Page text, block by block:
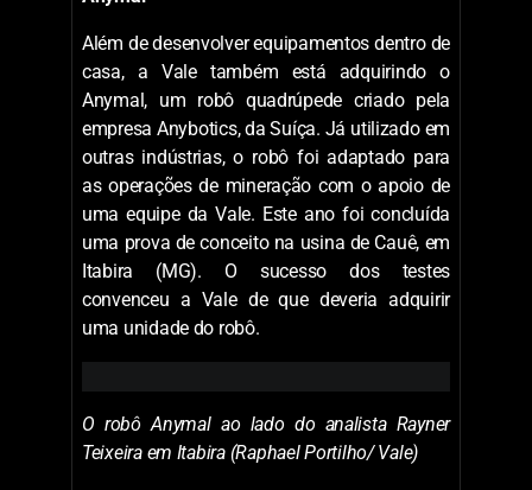
software, e sua estrutura é modular. Tudo o
que for desenvolvido pode ser usado em
outros robôs e equipamentos, e adaptado
para novas situações ou funcionalidades
usando recursos dentro da própria Vale”.
Além de desenvolver equipamentos dentro de
casa, a Vale também está adquirindo o
Anymal, um robô quadrúpede criado pela
empresa Anybotics, da Suíça. Já utilizado em
uma equipe da Vale. Este ano foi concluída
uma prova de conceito na usina de Cauê, em